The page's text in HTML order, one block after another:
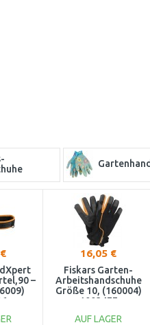
–
16,05 €
Fiskars Garten-
Arbeitshandschuhe
Größe 10, (160004)
1003477
AUF LAGER